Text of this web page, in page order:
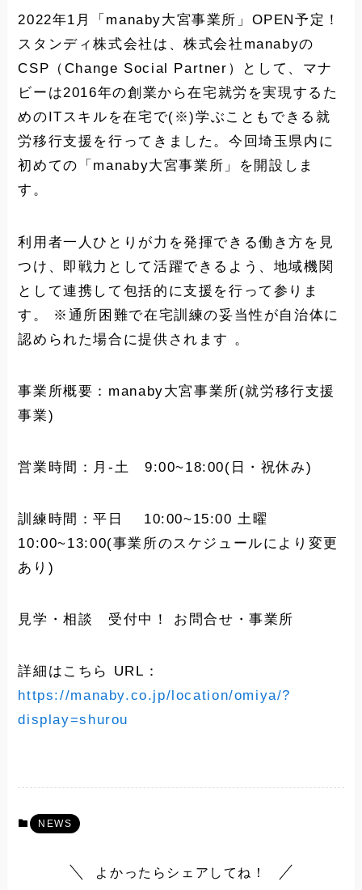
2022年1月「manaby大宮事業所」OPEN予定！
スタンディ株式会社は、株式会社manabyの
CSP（Change Social Partner）として、マナ
ビーは2016年の創業から在宅就労を実現するた
めのITスキルを在宅で(※)学ぶこともできる就
労移行支援を行ってきました。今回埼玉県内に
初めての「manaby大宮事業所」を開設しま
す。
利用者一人ひとりが力を発揮できる働き方を見
つけ、即戦力として活躍できるよう、地域機関
として連携して包括的に支援を行って参りま
す。 ※通所困難で在宅訓練の妥当性が自治体に
認められた場合に提供されます 。
事業所概要：manaby大宮事業所(就労移行支援
事業)
営業時間：月-土 9:00~18:00(日・祝休み)
訓練時間：平日 10:00~15:00 土曜
10:00~13:00(事業所のスケジュールにより変更
あり)
見学・相談 受付中！ お問合せ・事業所
詳細はこちら URL：
https://manaby.co.jp/location/omiya/?
display=shurou
NEWS
よかったらシェアしてね！